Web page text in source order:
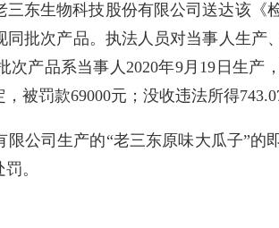
三东生物科技股份有限公司送达该《
批次产品。执法人员对当事人生产
次产品系当事人2020年9月19日生产
被罚款69000元；没收违法所得
公司生产的“老三东原味大瓜子”的
。